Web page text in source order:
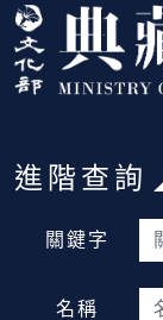
跳到主要內容
:::
:::
進階查詢
關鍵字
名稱